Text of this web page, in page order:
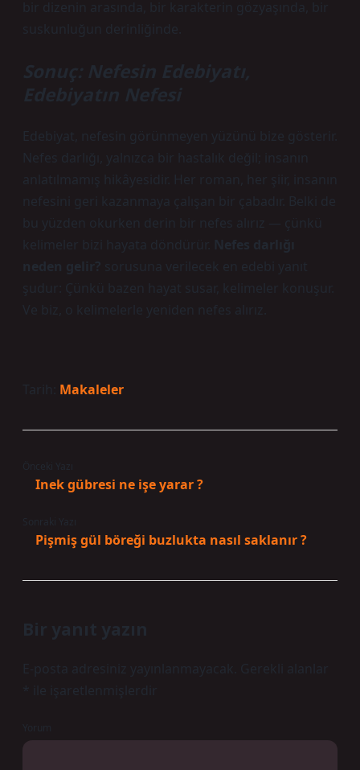
bir dizenin arasında, bir karakterin gözyaşında, bir
suskunluğun derinliğinde.
Sonuç: Nefesin Edebiyatı,
Edebiyatın Nefesi
Edebiyat, nefesin görünmeyen yüzünü bize gösterir.
Nefes darlığı, yalnızca bir hastalık değil; insanın
anlatılmamış hikâyesidir. Her roman, her şiir, insanın
nefesini geri kazanmaya çalışan bir çabadır. Belki de
bu yüzden okurken derin bir nefes alırız — çünkü
kelimeler bizi hayata döndürür.
Nefes darlığı
neden gelir?
sorusuna verilecek en edebi yanıt
şudur: Çünkü bazen hayat susar, kelimeler konuşur.
Ve biz, o kelimelerle yeniden nefes alırız.
Tarih: Makaleler
Inek gübresi ne işe yarar ?
Pişmiş gül böreği buzlukta nasıl saklanır ?
Bir yanıt yazın
E-posta adresiniz yayınlanmayacak.
Gerekli alanlar
ile işaretlenmişlerdir